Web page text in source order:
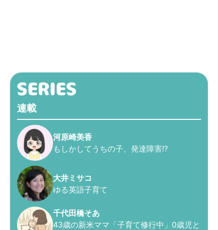
連載
河原崎美香
もしかしてうちの子、発達障害!?
大井ミサコ
ゆる英語子育て
千代田橋そあ
43歳の新米ママ「子育て修行中」0歳児と